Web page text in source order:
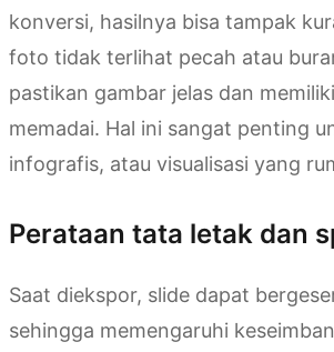
konversi, hasilnya bisa tampak
foto tidak terlihat pecah atau
pastikan gambar jelas dan
memadai. Hal ini sangat penting
infografis, atau visualisasi yang
Perataan tata letak dan
Saat diekspor, slide dapat
sehingga memengaruhi